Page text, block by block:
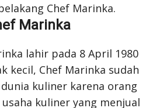
Chef Marinka.
Marinka
lahir pada 8 April 1980
kecil, Chef Marinka sudah
kuliner karena orang
kuliner yang menjual